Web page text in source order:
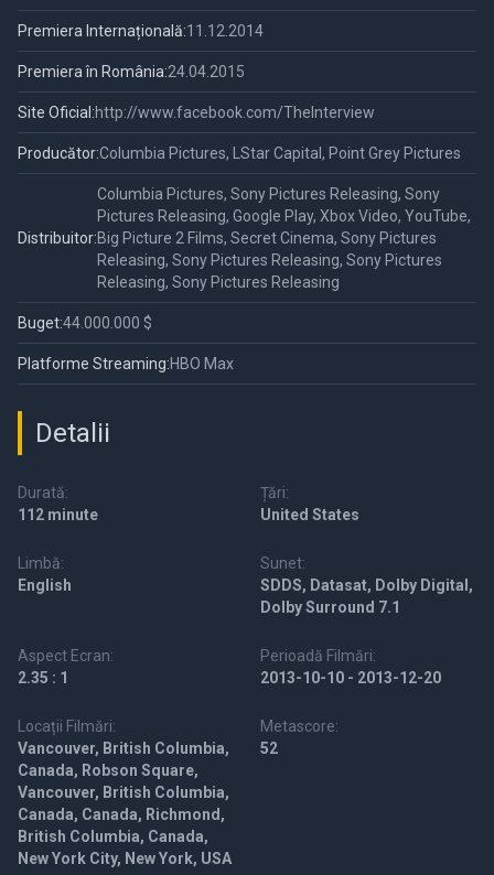
Premiera Internațională:11.12.2014
Premiera în România:24.04.2015
Site Oficial:http://www.facebook.com/TheInterview
Producător:Columbia Pictures, LStar Capital, Point Grey Pictures
Distribuitor:
Columbia Pictures, Sony Pictures Releasing, Sony
Pictures Releasing, Google Play, Xbox Video, YouTube,
Big Picture 2 Films, Secret Cinema, Sony Pictures
Releasing, Sony Pictures Releasing, Sony Pictures
Releasing, Sony Pictures Releasing
Buget:44.000.000 $
Platforme Streaming:HBO Max
Detalii
Durată:
112 minute
Țări:
United States
Limbă:
English
Sunet:
SDDS, Datasat, Dolby Digital,
Dolby Surround 7.1
Aspect Ecran:
2.35 : 1
Perioadă Filmări:
2013-10-10 - 2013-12-20
Locații Filmări:
Vancouver, British Columbia,
Canada, Robson Square,
Vancouver, British Columbia,
Canada, Canada, Richmond,
British Columbia, Canada,
New York City, New York, USA
Metascore:
52